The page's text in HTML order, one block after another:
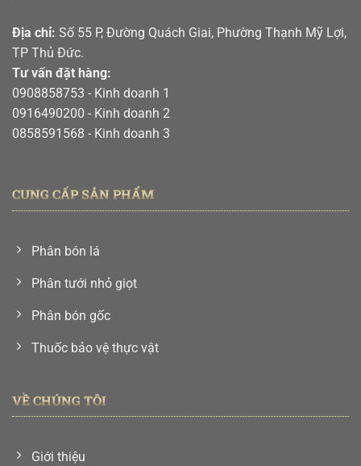
Địa chỉ: Số 55 P, Đường Quách Giai, Phường Thạnh Mỹ Lợi,
TP Thủ Đức.
Tư vấn đặt hàng:
0908858753 - Kinh doanh 1
0916490200 - Kinh doanh 2
0858591568 - Kinh doanh 3
CUNG CẤP SẢN PHẨM
Phân bón lá
Phân tưới nhỏ giọt
Phân bón gốc
Thuốc bảo vệ thực vật
VỀ CHÚNG TÔI
Giới thiệu